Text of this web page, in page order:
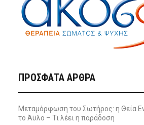
ΠΡΌΣΦΑΤΑ ΆΡΘΡΑ
Μεταμόρφωση του Σωτήρος: η Θεία
το Άϋλο – Τι λέει η παράδοση